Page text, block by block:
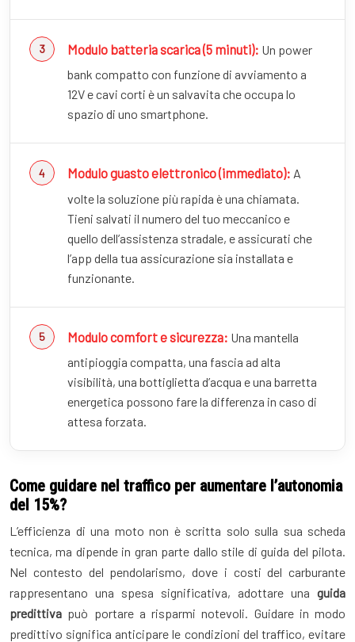
Modulo batteria scarica (5 minuti): Un power
bank compatto con funzione di avviamento a
12V e cavi corti è un salvavita che occupa lo
spazio di uno smartphone.
Modulo guasto elettronico (immediato): A
volte la soluzione più rapida è una chiamata.
Tieni salvati il numero del tuo meccanico e
quello dell’assistenza stradale, e assicurati che
l’app della tua assicurazione sia installata e
funzionante.
Modulo comfort e sicurezza: Una mantella
antipioggia compatta, una fascia ad alta
visibilità, una bottiglietta d’acqua e una barretta
energetica possono fare la differenza in caso di
attesa forzata.
Come guidare nel traffico per aumentare l’autonomia
del 15%?
L’efficienza di una moto non è scritta solo sulla sua scheda
tecnica, ma dipende in gran parte dallo stile di guida del pilota.
Nel contesto del pendolarismo, dove i costi del carburante
rappresentano una spesa significativa, adottare una guida
predittiva può portare a risparmi notevoli. Guidare in modo
predittivo significa anticipare le condizioni del traffico, evitare